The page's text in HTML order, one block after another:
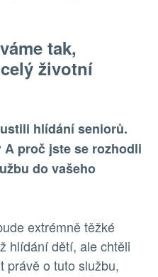
tak,
životní
hlídání seniorů.
proč jste se rozhodli
do vašeho
extrémně těžké
hlídání dětí, ale chtěli
právě o tuto službu,